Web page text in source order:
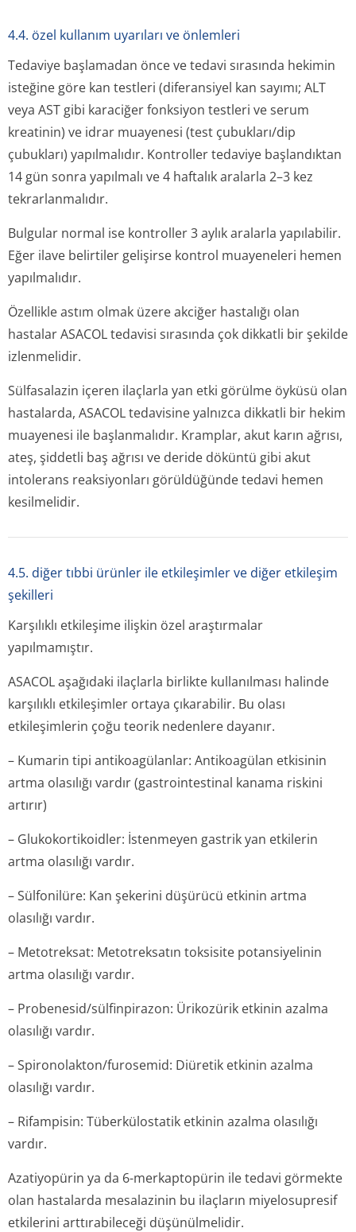
4.4. özel kullanım uyarıları ve önlemleri
Tedaviye başlamadan önce ve tedavi sırasında hekimin
isteğine göre kan testleri (diferansiyel kan sayımı; ALT
veya AST gibi karaciğer fonksiyon testleri ve serum
kreatinin) ve idrar muayenesi (test çubukları/dip
çubukları) yapılmalıdır. Kontroller tedaviye başlandıktan
14 gün sonra yapılmalı ve 4 haftalık aralarla 2–3 kez
tekrarlanmalıdır.
Bulgular normal ise kontroller 3 aylık aralarla yapılabilir.
Eğer ilave belirtiler gelişirse kontrol muayeneleri hemen
yapılmalıdır.
Özellikle astım olmak üzere akciğer hastalığı olan
hastalar ASACOL tedavisi sırasında çok dikkatli bir şekilde
izlenmelidir.
Sülfasalazin içeren ilaçlarla yan etki görülme öyküsü olan
hastalarda, ASACOL tedavisine yalnızca dikkatli bir hekim
muayenesi ile başlanmalıdır. Kramplar, akut karın ağrısı,
ateş, şiddetli baş ağrısı ve deride döküntü gibi akut
intolerans reaksiyonları görüldüğünde tedavi hemen
kesilmelidir.
4.5. diğer tıbbi ürünler ile etkileşimler ve diğer etkileşim
şekilleri
Karşılıklı etkileşime ilişkin özel araştırmalar
yapılmamıştır.
ASACOL aşağıdaki ilaçlarla birlikte kullanılması halinde
karşılıklı etkileşimler ortaya çıkarabilir. Bu olası
etkileşimlerin çoğu teorik nedenlere dayanır.
– Kumarin tipi antikoagülanlar: Antikoagülan etkisinin
artma olasılığı vardır (gastrointestinal kanama riskini
artırır)
– Glukokortikoidler: İstenmeyen gastrik yan etkilerin
artma olasılığı vardır.
– Sülfonilüre: Kan şekerini düşürücü etkinin artma
olasılığı vardır.
– Metotreksat: Metotreksatın toksisite potansiyelinin
artma olasılığı vardır.
– Probenesid/sülfin­pirazon: Ürikozürik etkinin azalma
olasılığı vardır.
– Spironolakton/fu­rosemid: Diüretik etkinin azalma
olasılığı vardır.
– Rifampisin: Tüberkülostatik etkinin azalma olasılığı
vardır.
Azatiyopürin ya da 6-merkaptopürin ile tedavi görmekte
olan hastalarda mesalazinin bu ilaçların miyelosupresif
etkilerini arttırabileceği düşünülmelidir.